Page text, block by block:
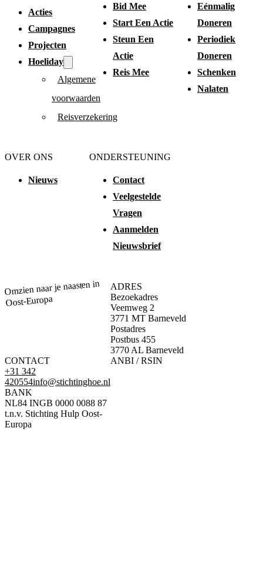
Acties
Campagnes
Projecten
Hoeliday
Algemene
voorwaarden
Reisverzekering
Bid Mee
Start Een Actie
Steun Een
Actie
Reis Mee
Eénmalig
Doneren
Periodiek
Doneren
Schenken
Nalaten
OVER ONS
Nieuws
ONDERSTEUNING
Contact
Veelgestelde
Vragen
Aanmelden
Nieuwsbrief
Omzien naar je naasten in
Oost-Europa
ADRES
Bezoekadres
Veemweg 2
3771 MT Barneveld
Postadres
Postbus 455
3770 AL Barneveld
CONTACT
+31 342
420554info@stichtinghoe.nl
BANK
NL84 INGB 0000 0088 87
t.n.v. Stichting Hulp Oost-
Europa
ANBI / RSIN